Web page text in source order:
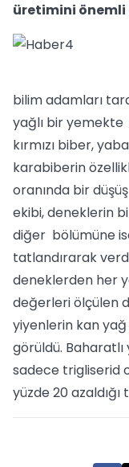
üretimini
bilim adamları
yağlı bir yemekte
kırmızı biber,
karabiberin
oranında bir
ekibi, deneklerin
diğer bölümüne
tatlandırarak
deneklerden her
değerleri ölçülen
yiyenlerin kan yağ
görüldü.
sadece trigliserid
yüzde 20 azaldığı